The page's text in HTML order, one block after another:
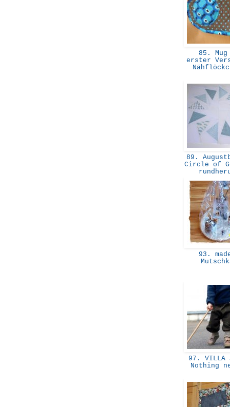
85. Mug
erster
89.
Circle of
93.
97. VILLA
Nothing